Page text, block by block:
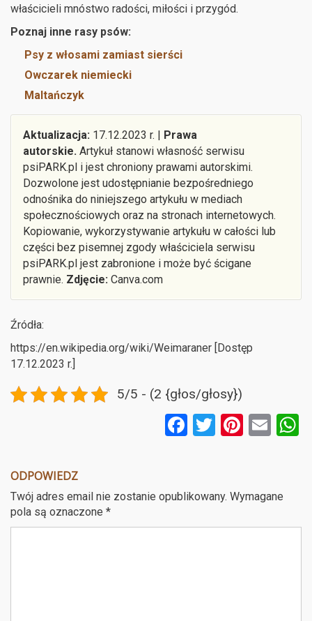
właścicieli mnóstwo radości, miłości i przygód.
Poznaj inne rasy psów:
Psy z włosami zamiast sierści
Owczarek niemiecki
Maltańczyk
Aktualizacja: 17.12.2023 r. | Prawa
autorskie. Artykuł stanowi własność serwisu
psiPARK.pl i jest chroniony prawami autorskimi.
Dozwolone jest udostępnianie bezpośredniego
odnośnika do niniejszego artykułu w mediach
społecznościowych oraz na stronach internetowych.
Kopiowanie, wykorzystywanie artykułu w całości lub
części bez pisemnej zgody właściciela serwisu
psiPARK.pl jest zabronione i może być ścigane
prawnie. Zdjęcie: Canva.com
Źródła:
https://en.wikipedia.org/wiki/Weimaraner [Dostęp
17.12.2023 r.]
5/5 - (2 {głos/głosy})
F
b
o
T
er
Pi
es
E
ODPOWIEDZ
Twój adres email nie zostanie opublikowany. Wymagane
pola są oznaczone *